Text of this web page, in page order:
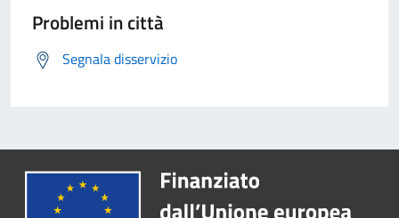
Problemi in città
Segnala disservizio